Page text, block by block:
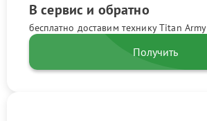
В сервис и обратно
бесплатно доставим технику Titan Army
Получить